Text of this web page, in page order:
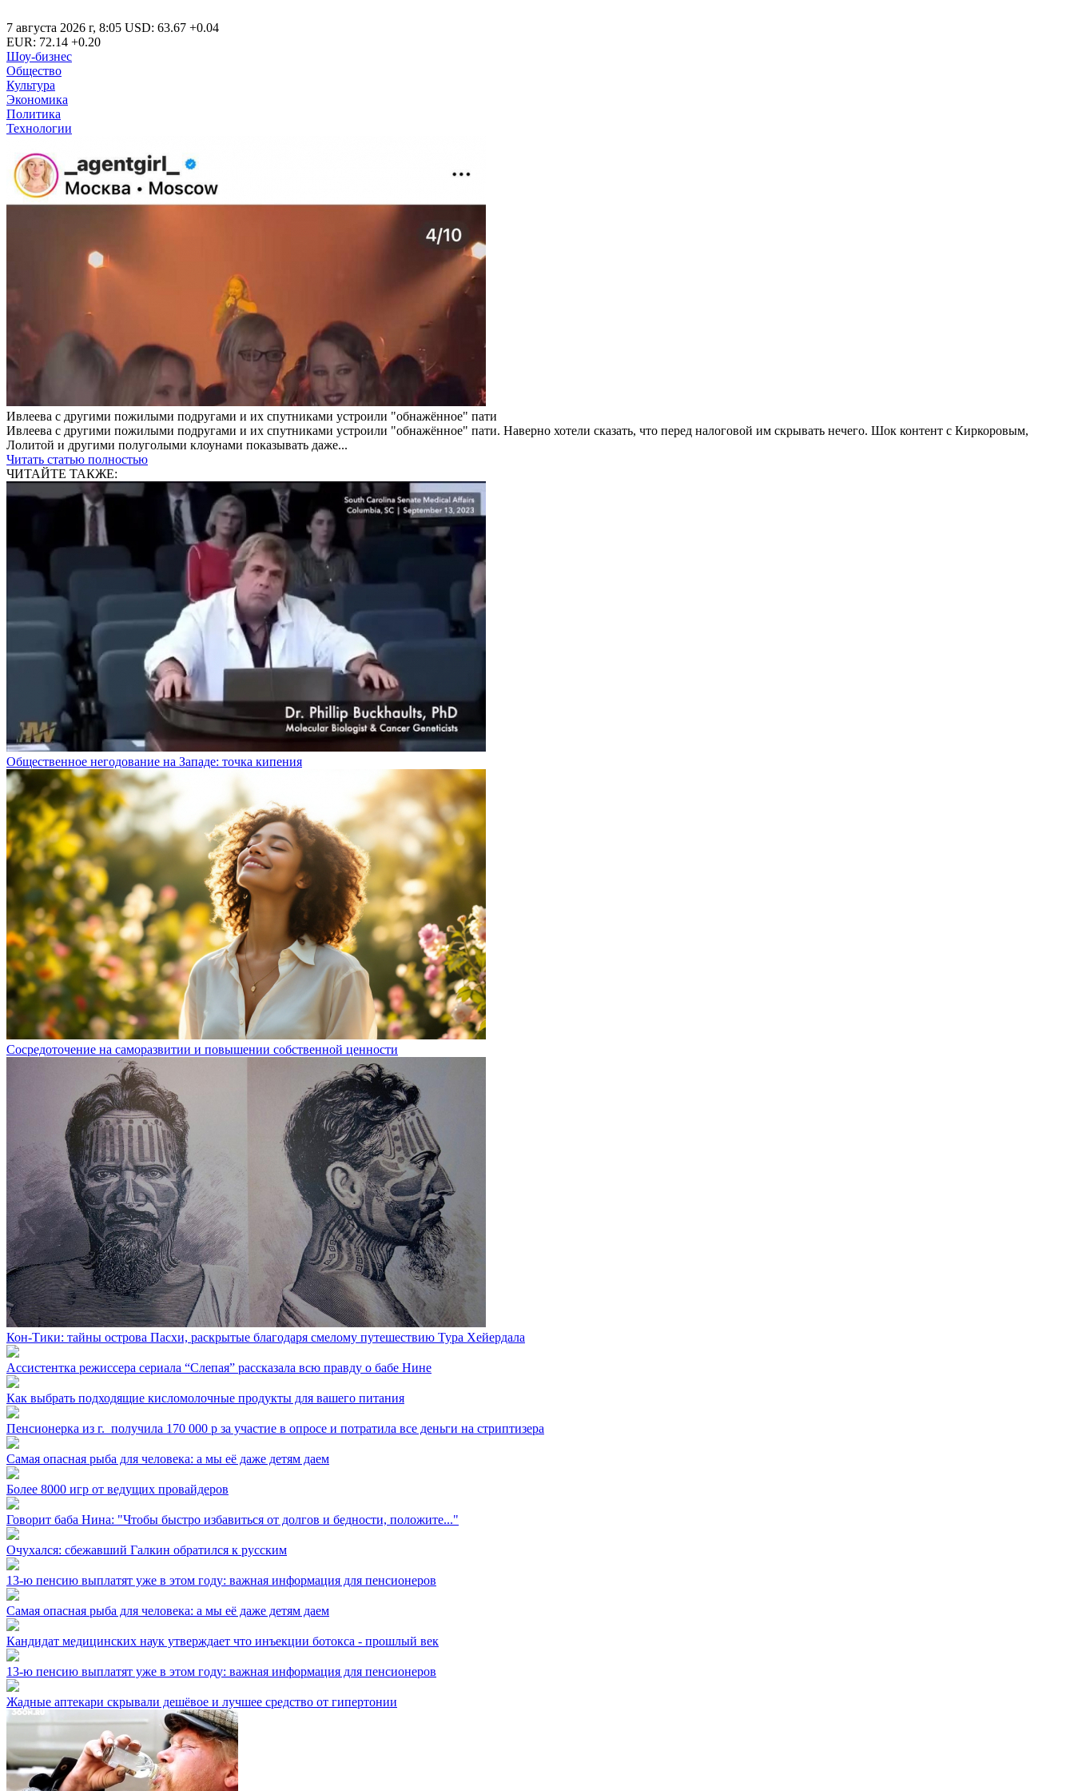
7 августа 2026 г, 8:05 USD: 63.67 +0.04
EUR: 72.14 +0.20
Шоу-бизнес
Общество
Культура
Экономика
Политика
Технологии
Ивлеева с другими пожилыми подругами и их спутниками устроили "обнажённое" пати
Ивлеева с другими пожилыми подругами и их спутниками устроили "обнажённое" пати. Наверно хотели сказать, что перед налоговой им скрывать нечего. Шок контент с Киркоровым,
Лолитой и другими полуголыми клоунами показывать даже...
Читать статью полностью
ЧИТАЙТЕ ТАКЖЕ:
Общественное негодование на Западе: точка кипения
Сосредоточение на саморазвитии и повышении собственной ценности
Кон-Тики: тайны острова Пасхи, раскрытые благодаря смелому путешествию Тура Хейердала
Ассистентка режиссера сериала “Слепая” рассказала всю правду о бабе Нине
Как выбрать подходящие кисломолочные продукты для вашего питания
Пенсионерка из г. ⁣ получила 170 000 р за участие в опросе и потратила все деньги на стриптизера
Самая опасная рыба для человека: а мы её даже детям даем
Более 8000 игр от ведущих провайдеров
Говорит баба Нина: "Чтобы быстро избавиться от долгов и бедности, положите..."
Очухался: сбежавший Галкин обратился к русским
13-ю пенсию выплатят уже в этом году: важная информация для пенсионеров
Самая опасная рыба для человека: а мы её даже детям даем
Кандидат медицинских наук утверждает что инъекции ботокса - прошлый век
13-ю пенсию выплатят уже в этом году: важная информация для пенсионеров
Жадные аптекари скрывали дешёвое и лучшее средство от гипертонии